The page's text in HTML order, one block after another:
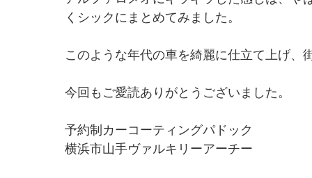
くシックにまとめてみました。
このような年代の車を綺麗に仕立て上げ
今回もご愛読ありがとうございました。
予約制カーコーティングパドック
横浜市山手ヴァルキリーアーチー